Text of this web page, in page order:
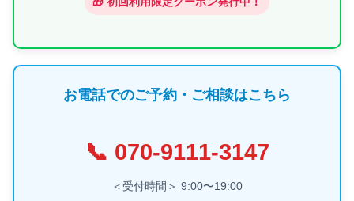
お電話でのご予約・ご相談はこちら
📞 070-9111-3147
＜受付時間＞ 9:00〜19:00